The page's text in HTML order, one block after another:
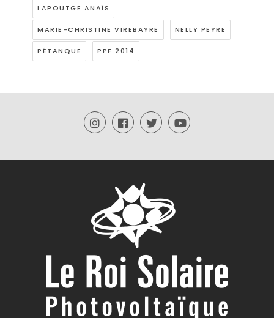
LAPOUTGE ANAÏS
MARIE-CHRISTINE VIREBAYRE NELLY PEYRE
PÉTANQUE PPF 2014